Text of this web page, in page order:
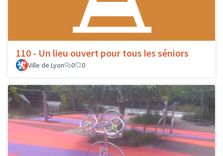
110 - Un lieu ouvert pour tous les séniors
Ville de Lyon 0 0